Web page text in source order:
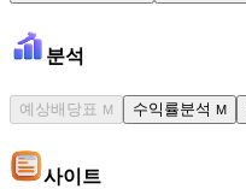
분석
예상배당표 M 수익률분석 M
사이트